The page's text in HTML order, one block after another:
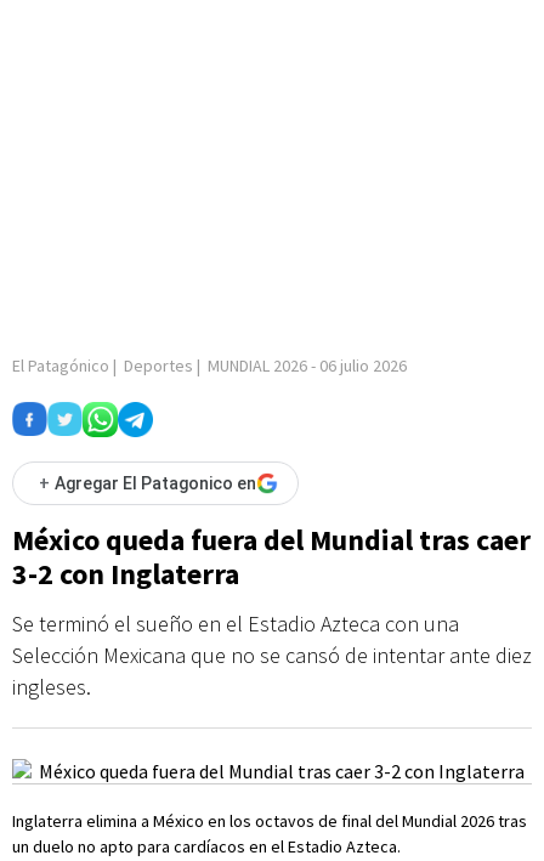
El Patagónico | Deportes | MUNDIAL 2026- 06 julio 2026
+ Agregar El Patagonico en
México queda fuera del Mundial tras caer
3-2 con Inglaterra
Se terminó el sueño en el Estadio Azteca con una
Selección Mexicana que no se cansó de intentar ante diez
ingleses.
Inglaterra elimina a México en los octavos de final del Mundial 2026 tras
un duelo no apto para cardíacos en el Estadio Azteca.